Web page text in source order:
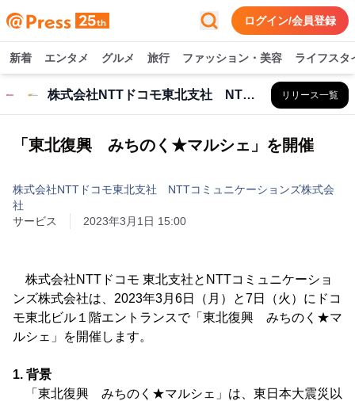
ログイン/会員登録
新着 エンタメ グルメ 旅行 ファッション・美容 ライフスタ
株式会社NTTドコモ東北支社 NTTコミュニケーションズ株式会社 リリース一覧
「東北復興 みちのく★マルシェ」を開催
株式会社NTTドコモ東北支社 NTTコミュニケーションズ株式会
社
サービス
2023年3月1日 15:00
株式会社NTTドコモ 東北支社とNTTコミュニケーショ
ンズ株式会社は、2023年3月6日（月）と7日（火）にドコ
モ東北ビル１階エントランスで「東北復興 みちのく★マ
ルシェ」を開催します。
1. 背景
「東北復興 みちのく★マルシェ」は、東日本大震災以